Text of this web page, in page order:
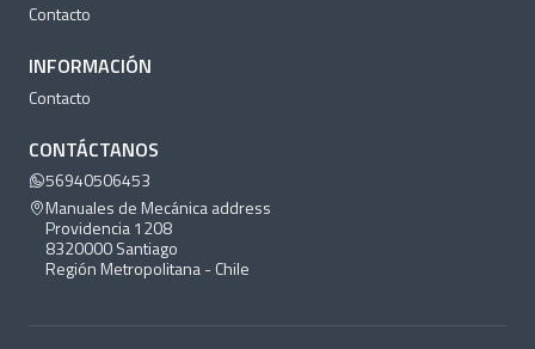
Contacto
INFORMACIÓN
Contacto
CONTÁCTANOS
56940506453
Manuales de Mecánica address
Providencia 1208
8320000 Santiago
Región Metropolitana - Chile